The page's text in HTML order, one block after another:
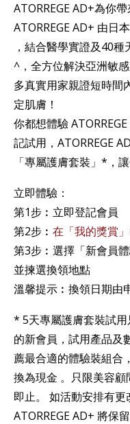
ATORREGE AD+為你
ATORREGE AD+ 由
，結合醫學實證及40
^，全方位解決亞洲敏
多真實用家親證短時間
定肌膚！
你都想體驗
記試用，ATORREGE
「專屬護膚套裝」*，
立即體驗：
第1步︰立即登記會員
第2步︰ 在「我的獎賞」
第3步︰選擇「新會員
並揀選換領地點
溫馨提示︰換領日期由
* 5天專屬護膚套裝試
的新會員，試用產品及
薦最合適的體驗裝組合
換為現金 。只限美容
即止。 如活動安排有
ATORREGE AD+ 將保